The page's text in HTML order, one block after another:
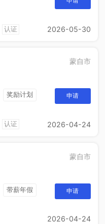
认证 2026-05-30
蒙自市
奖励计划
申请
认证 2026-04-24
蒙自市
带薪年假
申请
2026-04-24